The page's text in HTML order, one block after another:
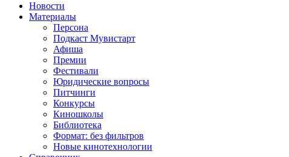
Новости
Материалы
Персона
Подкаст Мувистарт
Афиша
Премии
Фестивали
Юридические вопросы
Питчинги
Конкурсы
Киношколы
Библиотека
Формат: без фильтров
Новые кинотехнологии